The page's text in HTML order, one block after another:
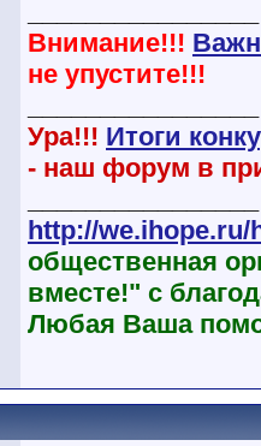
Внимание!!!
не упустите!!!
Ура!!! Итоги
- наш форум в
http://we.ihope.ru/
общественная
вместе!" с
Любая Ваша